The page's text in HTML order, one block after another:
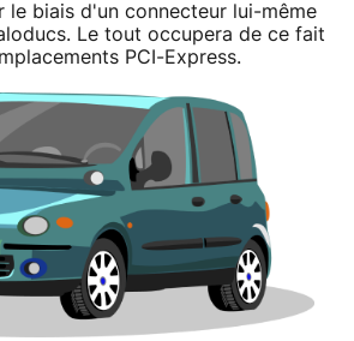
le biais d'un connecteur lui-même
Le tout occupera de ce fait
PCI-Express.